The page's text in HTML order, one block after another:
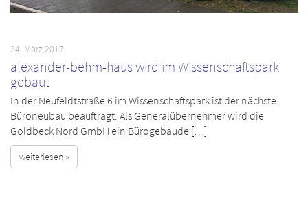
24. März 2017
alexander-behm-haus wird im Wissenschaftspark
gebaut
In der Neufeldtstraße 6 im Wissenschaftspark ist der nächste
Büroneubau beauftragt. Als Generalübernehmer wird die
Goldbeck Nord GmbH ein Bürogebäude […]
weiterlesen »